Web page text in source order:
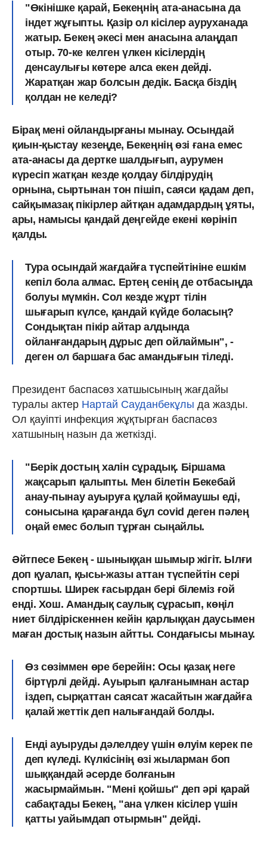
"Өкінішке қарай, Бекеңнің ата-анасына да
індет жұғыпты. Қазір ол кісілер ауруханада
жатыр. Бекең әкесі мен анасына алаңдап
отыр. 70-ке келген үлкен кісілердің
денсаулығы көтере алса екен дейді.
Жаратқан жар болсын дедік. Басқа біздің
қолдан не келеді?
Бірақ мені ойландырғаны мынау. Осындай
қиын-қыстау кезеңде, Бекеңнің өзі ғана емес
ата-анасы да дертке шалдығып, аурумен
күресіп жатқан кезде қолдау білдірудің
орнына, сыртынан тон пішіп, саяси қадам деп,
сайқымазақ пікірлер айтқан адамдардың ұяты,
ары, намысы қандай деңгейде екені көрініп
қалды.
Тура осындай жағдайға түспейтініне ешкім
кепіл бола алмас. Ертең сенің де отбасыңда
болуы мүмкін. Сол кезде жұрт тілін
шығарып күлсе, қандай күйде боласың?
Сондықтан пікір айтар алдында
ойланғандарың дұрыс деп ойлаймын", -
деген ол баршаға бас амандығын тіледі.
Президент баспасөз хатшысының жағдайы
туралы актер Нартай Сауданбекұлы да жазды.
Ол қауіпті инфекция жұқтырған баспасөз
хатшының назын да жеткізді.
"Берік достың халін сұрадық. Біршама
жақсарып қалыпты. Мен білетін Бекебай
анау-пынау ауыруға құлай қоймаушы еді,
сонысына қарағанда бұл covid деген пәлең
оңай емес болып тұрған сыңайлы.
Әйтпесе Бекең - шыныққан шымыр жігіт. Ылғи
доп қуалап, қысы-жазы аттан түспейтін сері
спортшы. Ширек ғасырдан бері білеміз ғой
енді. Хош. Амандық саулық сұрасып, көңіл
ниет білдіріскеннен кейін қарлыққан даусымен
маған достық назын айтты. Сондағысы мынау.
Өз сөзіммен өре берейін: Осы қазақ неге
біртүрлі дейді. Ауырып қалғанымнан астар
іздеп, сырқаттан саясат жасайтын жағдайға
қалай жеттік деп налығандай болды.
Енді ауыруды дәлелдеу үшін өлуім керек пе
деп күледі. Күлкісінің өзі жыларман боп
шыққандай әсерде болғанын
жасырмаймын. "Мені қойшы" деп әрі қарай
сабақтады Бекең, "ана үлкен кісілер үшін
қатты уайымдап отырмын" дейді.